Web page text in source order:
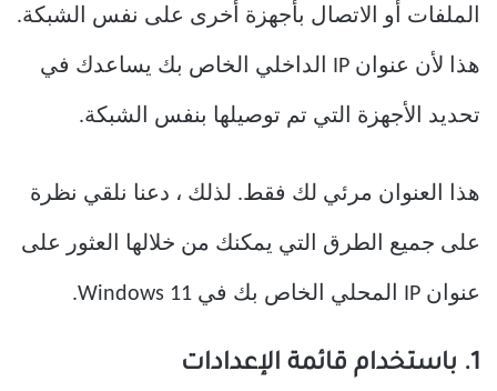
الملفات أو الاتصال بأجهزة أخرى على نفس الشبكة.
هذا لأن عنوان IP الداخلي الخاص بك يساعدك في
تحديد الأجهزة التي تم توصيلها بنفس الشبكة.
هذا العنوان مرئي لك فقط. لذلك ، دعنا نلقي نظرة
على جميع الطرق التي يمكنك من خلالها العثور على
عنوان IP المحلي الخاص بك في Windows 11.
1. باستخدام قائمة الإعدادات